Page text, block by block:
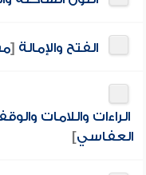
الفتح والإمالة [
الراءات واللامات
العفاسي]